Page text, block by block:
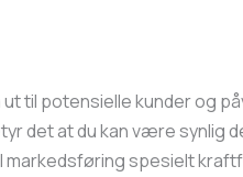
til potensielle kunder og
det at du kan være synlig
markedsføring spesielt